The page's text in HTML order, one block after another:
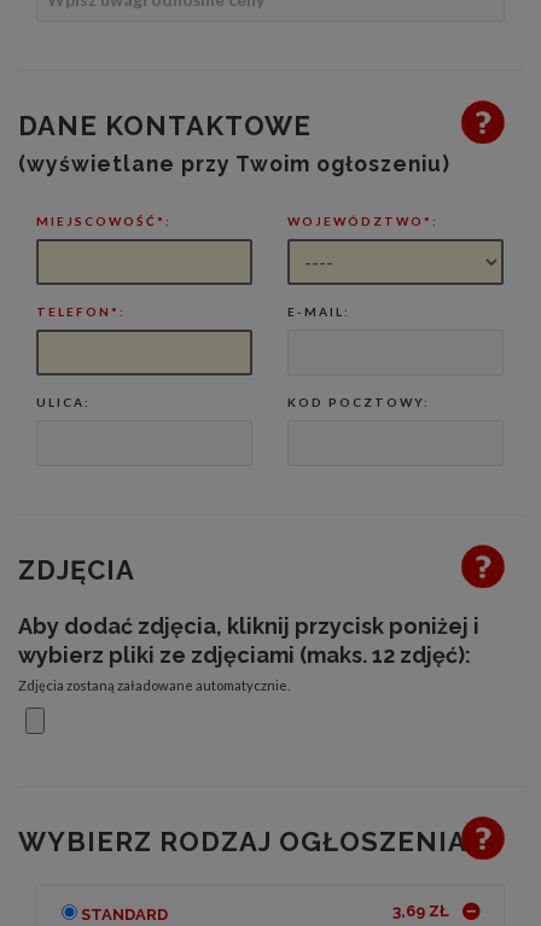
DANE KONTAKTOWE
(wyświetlane przy Twoim ogłoszeniu)
MIEJSCOWOŚĆ*: WOJEWÓDZTWO*:
TELEFON*: E-MAIL:
ULICA: KOD POCZTOWY:
ZDJĘCIA
Aby dodać zdjęcia, kliknij przycisk poniżej i
wybierz pliki ze zdjęciami (maks. 12 zdjęć):
Zdjęcia zostaną załadowane automatycznie.
WYBIERZ RODZAJ OGŁOSZENIA
STANDARD 3,69 ZŁ